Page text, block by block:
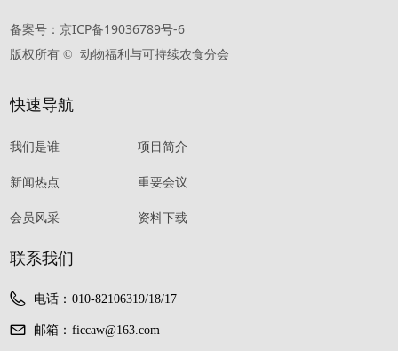
版权所有 © 动物福利与可持续农食分会
备案号：京ICP备19036789号-6
电话： 010-82106319/18/17
邮箱： ficcaw@163.com
联系我们
快速导航
我们是谁
新闻热点
会员风采
项目简介
重要会议
资料下载